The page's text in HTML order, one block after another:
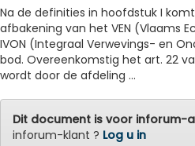
Na de definities in hoofdstuk I
afbakening van het VEN (Vlaams
IVON (Integraal Verwevings- en
bod. Overeenkomstig het art. 22
wordt door de afdeling ...
Dit document is voor inforum-
inforum-klant ? Log u in